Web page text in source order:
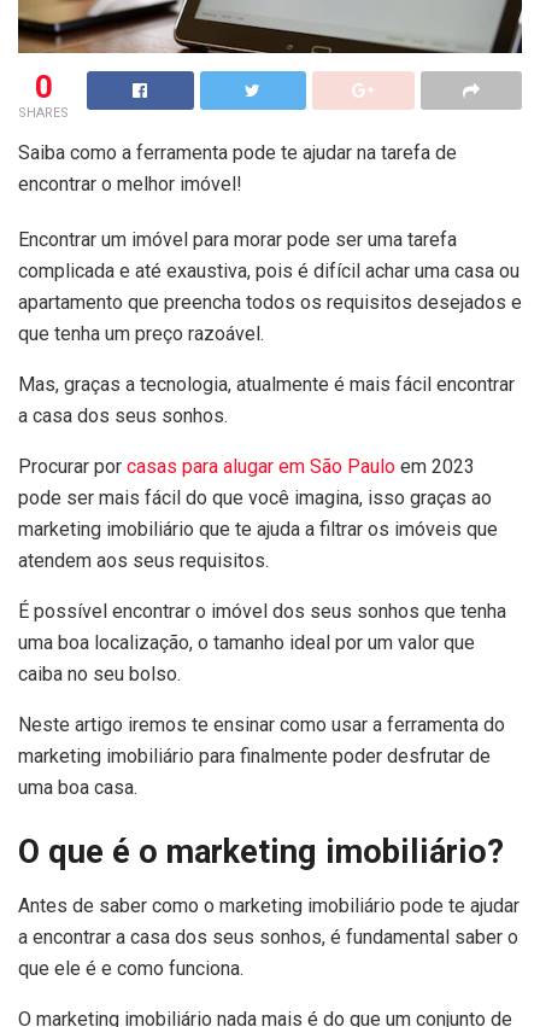
0
SHARES
Saiba como a ferramenta pode te ajudar na tarefa de
encontrar o melhor imóvel!
Encontrar um imóvel para morar pode ser uma tarefa
complicada e até exaustiva, pois é difícil achar uma casa ou
apartamento que preencha todos os requisitos desejados e
que tenha um preço razoável.
Mas, graças a tecnologia, atualmente é mais fácil encontrar
a casa dos seus sonhos.
Procurar por casas para alugar em São Paulo em 2023
pode ser mais fácil do que você imagina, isso graças ao
marketing imobiliário que te ajuda a filtrar os imóveis que
atendem aos seus requisitos.
É possível encontrar o imóvel dos seus sonhos que tenha
uma boa localização, o tamanho ideal por um valor que
caiba no seu bolso.
Neste artigo iremos te ensinar como usar a ferramenta do
marketing imobiliário para finalmente poder desfrutar de
uma boa casa.
O que é o marketing imobiliário?
Antes de saber como o marketing imobiliário pode te ajudar
a encontrar a casa dos seus sonhos, é fundamental saber o
que ele é e como funciona.
O marketing imobiliário nada mais é do que um conjunto de